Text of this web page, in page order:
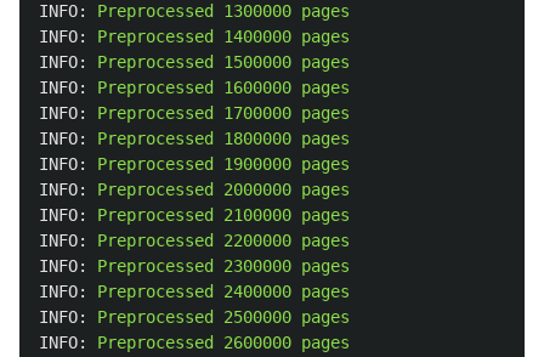
INFO:
Preprocessed 1300000 pages
INFO:
Preprocessed 1400000 pages
INFO:
Preprocessed 1500000 pages
INFO:
Preprocessed 1600000 pages
INFO:
Preprocessed 1700000 pages
INFO:
Preprocessed 1800000 pages
INFO:
Preprocessed 1900000 pages
INFO:
Preprocessed 2000000 pages
INFO:
Preprocessed 2100000 pages
INFO:
Preprocessed 2200000 pages
INFO:
Preprocessed 2300000 pages
INFO:
Preprocessed 2400000 pages
INFO:
Preprocessed 2500000 pages
INFO:
Preprocessed 2600000 pages